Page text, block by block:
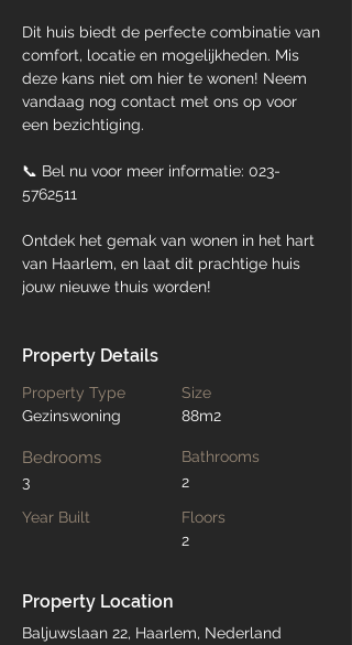
Dit huis biedt de perfecte combinatie van
comfort, locatie en mogelijkheden. Mis
deze kans niet om hier te wonen! Neem
vandaag nog contact met ons op voor
een bezichtiging.
📞 Bel nu voor meer informatie: 023-
5762511
Ontdek het gemak van wonen in het hart
van Haarlem, en laat dit prachtige huis
jouw nieuwe thuis worden!
Property Details
Property Type
Gezinswoning
Bedrooms
3
Year Built
Size
88m2
Bathrooms
2
Floors
2
Property Location
Baljuwslaan 22, Haarlem, Nederland